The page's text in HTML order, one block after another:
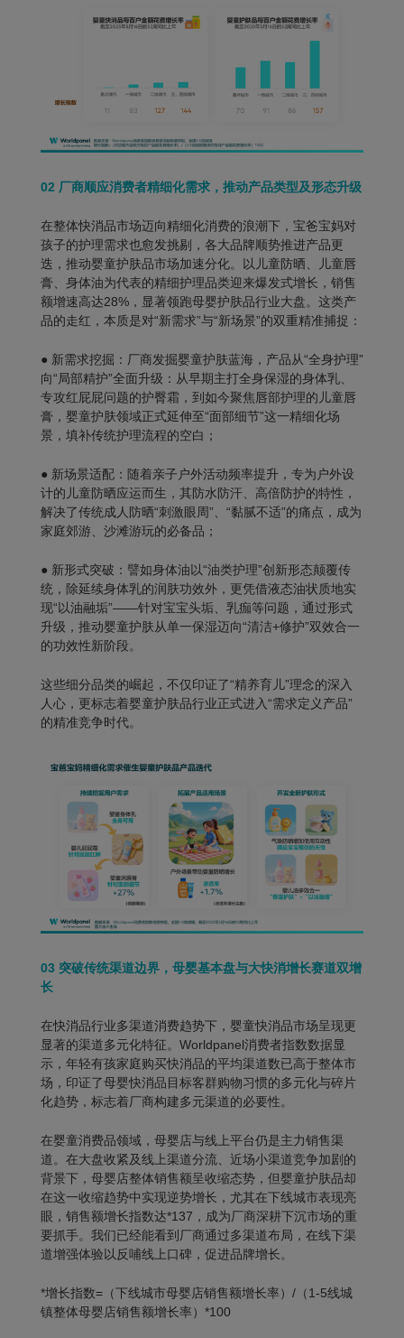
02 厂商顺应消费者精细化需求，推动产品类型及形态升级
在整体快消品市场迈向精细化消费的浪潮下，宝爸宝妈对
孩子的护理需求也愈发挑剔，各大品牌顺势推进产品更
迭，推动婴童护肤品市场加速分化。以儿童防晒、儿童唇
膏、身体油为代表的精细护理品类迎来爆发式增长，销售
额增速高达28%，显著领跑母婴护肤品行业大盘。这类产
品的走红，本质是对“新需求”与“新场景”的双重精准捕捉：
● 新需求挖掘： 厂商发掘婴童护肤蓝海，产品从“全身护理”
向“局部精护”全面升级：从早期主打全身保湿的身体乳、
专攻红屁屁问题的护臀霜，到如今聚焦唇部护理的儿童唇
膏，婴童护肤领域正式延伸至“面部细节”这一精细化场
景，填补传统护理流程的空白；
● 新场景适配： 随着亲子户外活动频率提升，专为户外设
计的儿童防晒应运而生，其防水防汗、高倍防护的特性，
解决了传统成人防晒“刺激眼周”、“黏腻不适”的痛点，成为
家庭郊游、沙滩游玩的必备品；
● 新形式突破： 譬如身体油以“油类护理”创新形态颠覆传
统，除延续身体乳的润肤功效外，更凭借液态油状质地实
现“以油融垢”——针对宝宝头垢、乳痂等问题，通过形式
升级，推动婴童护肤从单一保湿迈向“清洁+修护”双效合一
的功效性新阶段。
这些细分品类的崛起，不仅印证了“精养育儿”理念的深入
人心，更标志着婴童护肤品行业正式进入“需求定义产品”
的精准竞争时代。
03 突破传统渠道边界，母婴基本盘与大快消增长赛道双增
长
在快消品行业多渠道消费趋势下，婴童快消品市场呈现更
显著的渠道多元化特征。Worldpanel消费者指数数据显
示，年轻有孩家庭购买快消品的平均渠道数已高于整体市
场，印证了母婴快消品目标客群购物习惯的多元化与碎片
化趋势，标志着厂商构建多元渠道的必要性。
在婴童消费品领域， 母婴店与线上平台仍是主力销售渠
道。在大盘收紧及线上渠道分流、近场小渠道竞争加剧的
背景下，母婴店整体销售额呈收缩态势，但婴童护肤品却
在这一收缩趋势中实现逆势增长，尤其在下线城市表现亮
眼，销售额增长指数达*137，成为厂商深耕下沉市场的重
要抓手。我们已经能看到厂商通过多渠道布局，在线下渠
道增强体验以反哺线上口碑，促进品牌增长。
*增长指数=（下线城市母婴店销售额增长率）/（1-5线城
镇整体母婴店销售额增长率）*100